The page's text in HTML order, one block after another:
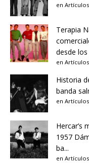
en Artículos
Terapia
desde los
en Artículos
Historia
banda
en Artículos
Hercar’s
1957
ba...
en Artículos